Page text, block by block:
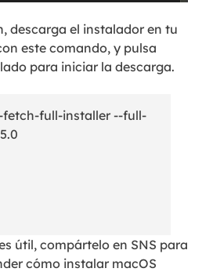
descarga el instalador en tu
este comando, y pulsa
para iniciar la descarga.
full-installer --full-
útil, compártelo en SNS para
cómo instalar macOS